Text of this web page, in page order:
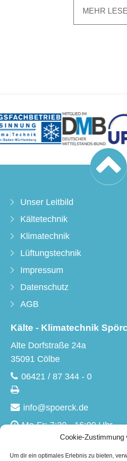
Cookie-Zustimmung
Um dir ein optimales Erlebnis zu bieten,
MEHR
Unser Leitbild
Kältetechnik
Klimatechnik
Lüftungstechnik
Impressum
Datenschutz
AGB
Kälte - Klimatechnik
Alte Dorfstraße 24a
35091 Cölbe
06421 / 87 344 - 0
info@spoerck.de
Mo-Fr: 7:30 - 16:00 Uhr
Sa-So: Geschlossen